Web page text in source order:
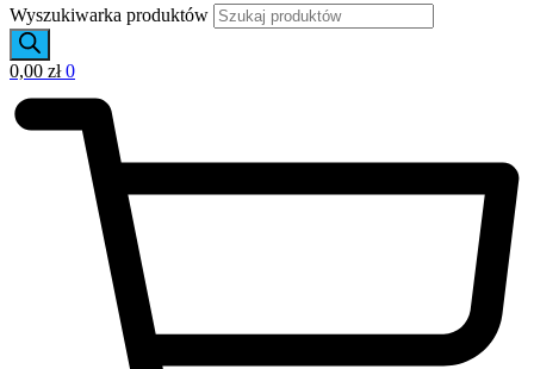
Wyszukiwarka produktów
0,00 zł 0